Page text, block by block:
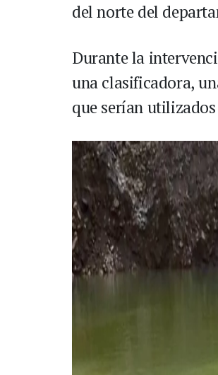
del norte del
Durante la
una clasificadora,
que serían